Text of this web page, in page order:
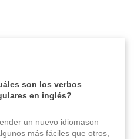
son los verbos
en inglés?
un nuevo idiomason
más fáciles que otros,